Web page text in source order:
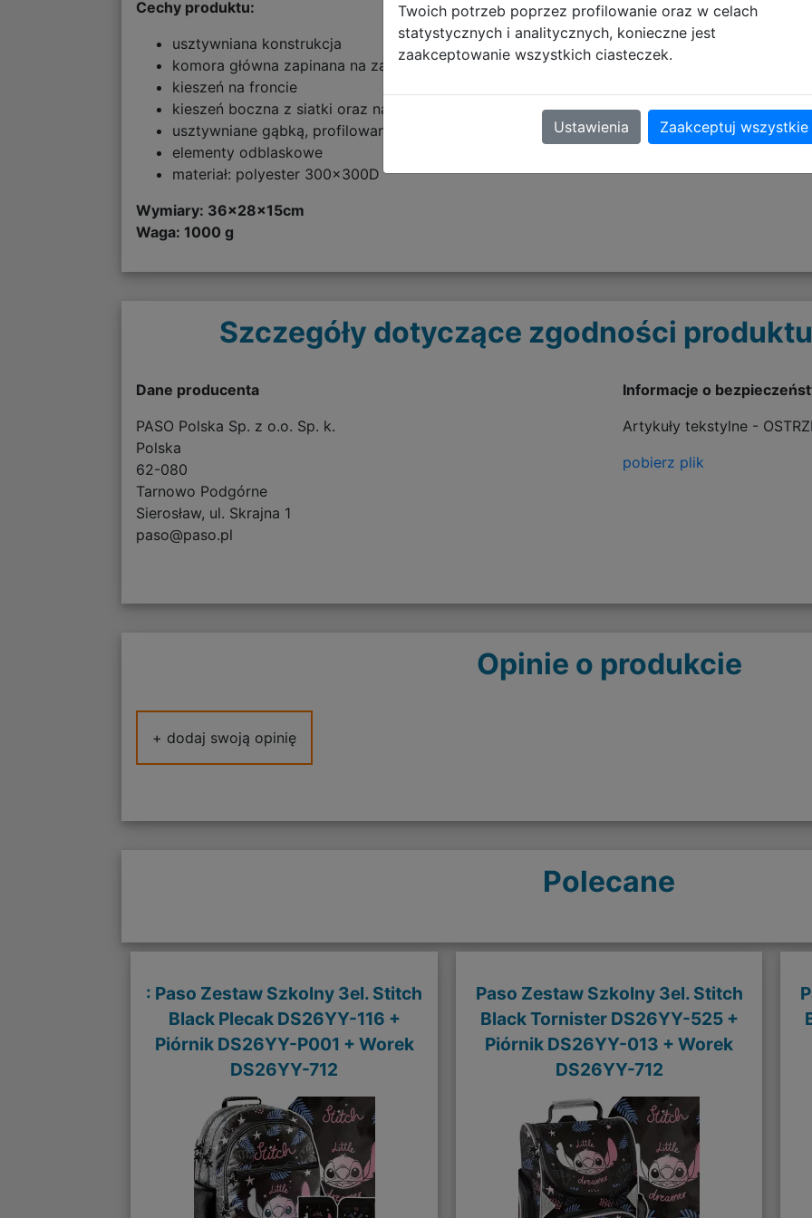
Cechy produktu:
usztywniana konstrukcja
komora główna zapinana na zamek oraz przegrody wewnętrzne
kieszeń na froncie
kieszeń boczna z siatki oraz na zamek
usztywniane gąbką, profilowane plecy
elementy odblaskowe
materiał: polyester 300x300D
Wymiary: 36x28x15cm
Waga: 1000 g
Szczegóły dotyczące zgodności
Dane producenta
PASO Polska Sp. z o.o. Sp. k.
Polska
62-080
Tarnowo Podgórne
Sierosław, ul. Skrajna 1
paso@paso.pl
Informacje o
Artykuły tekstylne -
pobierz plik
Opinie o produkcie
+ dodaj swoją opinię
Polecane
: Paso Zestaw Szkolny 3el. Stitch
Black Plecak DS26YY-116 +
Piórnik DS26YY-P001 + Worek
DS26YY-712
Paso Zestaw Szkolny 3el. Stitch
Black Tornister DS26YY-525 +
Piórnik DS26YY-013 + Worek
DS26YY-712
Twoich potrzeb poprzez profilowanie oraz w celach
statystycznych i analitycznych, konieczne jest
zaakceptowanie wszystkich ciasteczek.
Ustawienia Zaakceptuj wszystkie